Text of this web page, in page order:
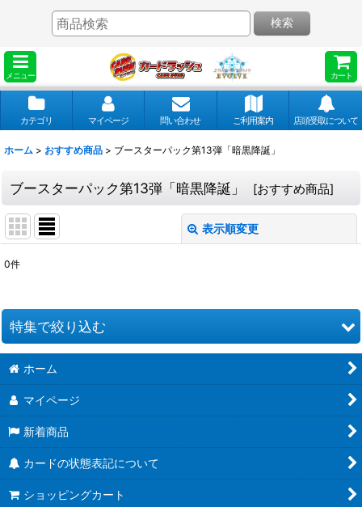
メニュー カート
検索
カテゴリ マイページ 問い合わせ ご利用案内 店頭受取について
ホーム > おすすめ商品 > ブースターパック第13弾「暗黒降誕」
ブースターパック第13弾「暗黒降誕」 [おすすめ商品]
表示順変更
並び順 :
0件
特集で絞り込む
ブースターパック第21弾「Academy Royale/アカデミー・ロワ
イヤル」
ブースターパック第20弾「絶傑を継ぐ者」
ブースターパック第19弾「天魔八虐」
コラボパック「プリンセスコネクト！Re:Dive」
ホーム
マイページ
新着商品
カードの状態表記について
ショッピングカート